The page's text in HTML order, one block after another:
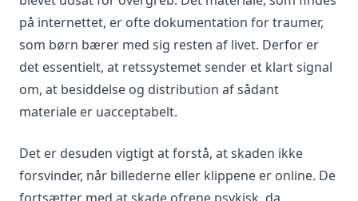
på internettet, er ofte dokumentation for traumer,
som børn bærer med sig resten af livet. Derfor er
det essentielt, at retssystemet sender et klart signal
om, at besiddelse og distribution af sådant
materiale er uacceptabelt.
Det er desuden vigtigt at forstå, at skaden ikke
forsvinder, når billederne eller klippene er online. De